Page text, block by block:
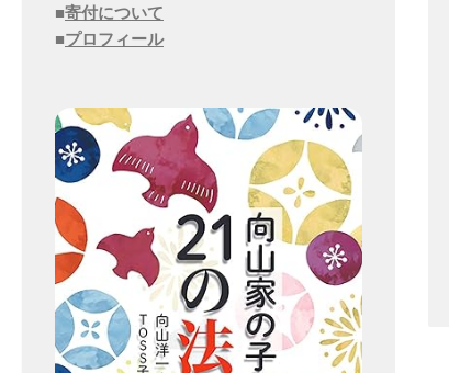
■寄付について
■プロフィール